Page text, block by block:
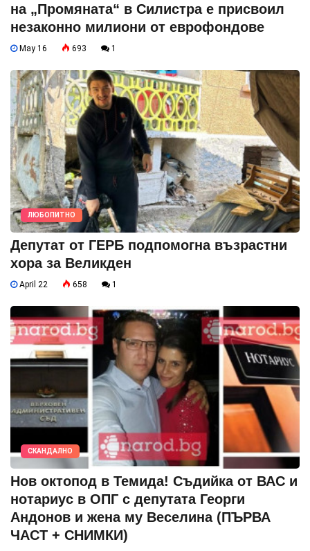
на „Промяната“ в Силистра е присвоил
незаконно милиони от еврофондове
May 16 693 1
ЛЮБОПИТНО
Депутат от ГЕРБ подпомогна възрастни
хора за Великден
April 22 658 1
СКАНДАЛНО
Нов октопод в Темида! Съдийка от ВАС и
нотариус в ОПГ с депутата Георги
Андонов и жена му Веселина (ПЪРВА
ЧАСТ + СНИМКИ)